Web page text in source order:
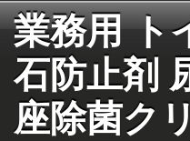
業務用 ト
石防止剤
座除菌ク